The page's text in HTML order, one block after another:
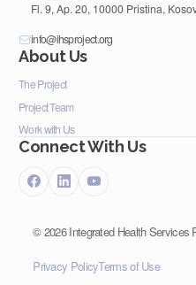
Fl. 9, Ap. 20, 10000 Pristina,
info@ihsproject.org
About Us
The Project
Project Team
Work with Us
Connect With Us
©2026Integrated Health Services
Privacy PolicyTerms of Use